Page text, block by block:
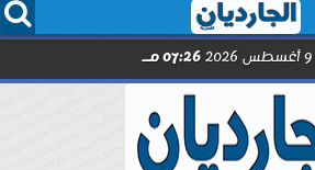
  
07:26 مـ